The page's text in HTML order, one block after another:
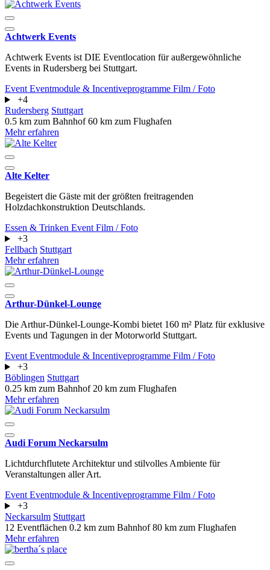
Achtwerk Events
Achtwerk Events ist DIE Eventlocation für außergewöhnliche
Events in Rudersberg bei Stuttgart.
Event Eventmodule & Incentiveprogramme Film / Foto
+4
Rudersberg Stuttgart
0.5 km zum Bahnhof60 km zum Flughafen
Mehr erfahren
Alte Kelter
Begeistert die Gäste mit der größten freitragenden
Holzdachkonstruktion Deutschlands.
Essen & Trinken Event Film / Foto
+3
Fellbach Stuttgart
Mehr erfahren
Arthur-Dünkel-Lounge
Die Arthur-Dünkel-Lounge-Kombi bietet 160 m² Platz für exklusive
Events und Tagungen in der Motorworld Stuttgart.
Event Eventmodule & Incentiveprogramme Film / Foto
+3
Böblingen Stuttgart
0.25 km zum Bahnhof 20 km zum Flughafen
Mehr erfahren
Audi Forum Neckarsulm
Lichtdurchflutete Architektur und stilvolles Ambiente für
Veranstaltungen aller Art.
Event Eventmodule & Incentiveprogramme Film / Foto
+3
Neckarsulm Stuttgart
12 Eventflächen 0.2 km zum Bahnhof80 km zum Flughafen
Mehr erfahren